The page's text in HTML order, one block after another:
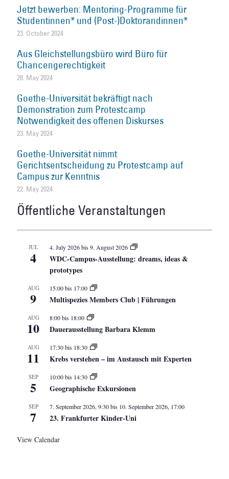
Jetzt bewerben: Mentoring-Programme für
Studentinnen* und (Post-)Doktorandinnen*
23. October 2024
Aus Gleichstellungsbüro wird Büro für
Chancengerechtigkeit
28. May 2024
Goethe-Universität bekräftigt nach
Demonstration zum Protestcamp
Notwendigkeit des offenen Diskurses
23. May 2024
Goethe-Universität nimmt
Gerichtsentscheidung zu Protestcamp auf
Campus zur Kenntnis
22. May 2024
Öffentliche Veranstaltungen
JUL
4
4. July 2026bis9. August 2026
WDC-Campus-Ausstellung: dreams, ideas &
prototypes
AUG
9
15:00bis 17:00
Multispezies Members Club | Führungen
AUG
10
8:00bis 18:00
Dauerausstellung Barbara Klemm
AUG
11
17:30bis 18:30
Krebs verstehen – im Austausch mit Experten
SEP
5
10:00bis 14:30
Geographische Exkursionen
SEP
7
7. September 2026, 9:30bis 10. September 2026, 17:00
23. Frankfurter Kinder-Uni
View Calendar